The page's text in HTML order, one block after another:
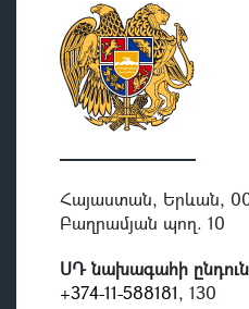
Հայաստան, Երևան,
Բաղրամյան պող. 10
ՍԴ նախագահի
+374-11-588181, 130